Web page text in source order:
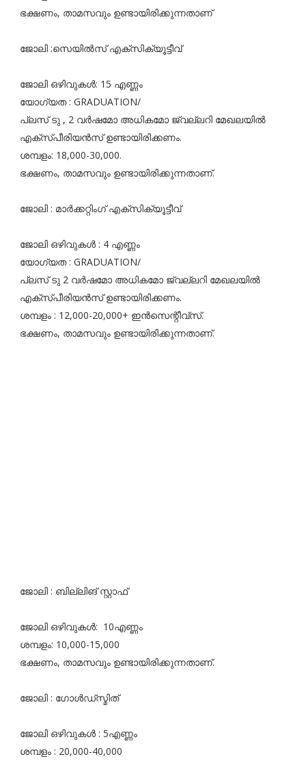
ഭക്ഷണം, താമസവും ഉണ്ടായിരിക്കുന്നതാണ്
ജോലി :സെയിൽസ് എക്സിക്യൂട്ടീവ്
ജോലി ഒഴിവുകൾ: 15 എണ്ണം
യോഗ്യത : GRADUATION/
പ്ലസ് ടു , 2 വർഷമോ അധികമോ ജ്വല്ലറി മേഖലയിൽ
എക്സ്പീരിയൻസ് ഉണ്ടായിരിക്കണം.
ശമ്പളം: 18,000-30,000.
ഭക്ഷണം, താമസവും ഉണ്ടായിരിക്കുന്നതാണ്.
ജോലി : മാർക്കറ്റിംഗ് എക്സിക്യൂട്ടീവ്
ജോലി ഒഴിവുകൾ : 4 എണ്ണം
യോഗ്യത : GRADUATION/
പ്ലസ് ടു 2 വർഷമോ അധികമോ ജ്വല്ലറി മേഖലയിൽ
എക്സ്പീരിയൻസ് ഉണ്ടായിരിക്കണം.
ശമ്പളം : 12,000-20,000+ ഇൻസെന്റീവ്സ്.
ഭക്ഷണം, താമസവും ഉണ്ടായിരിക്കുന്നതാണ്.
ജോലി : ബില്ലിങ് സ്റ്റാഫ്‌
ജോലി ഒഴിവുകൾ: 10എണ്ണം
ശമ്പളം: 10,000-15,000
ഭക്ഷണം, താമസവും ഉണ്ടായിരിക്കുന്നതാണ്.
ജോലി : ഗോൾഡ്‌സ്മിത്
ജോലി ഒഴിവുകൾ : 5എണ്ണം
ശമ്പളം : 20,000-40,000